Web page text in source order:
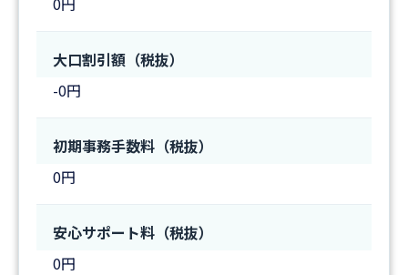
大口割引額（税抜）
-0円
初期事務手数料（税抜）
0円
安心サポート料（税抜）
0円